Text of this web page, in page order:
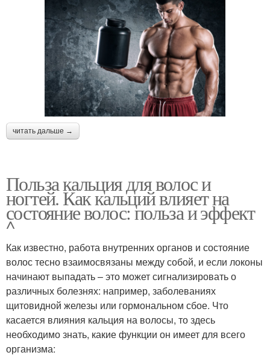
читать дальше →
Польза кальция для волос и
ногтей. Как кальций влияет на
состояние волос: польза и эффект
^
Как известно, работа внутренних органов и состояние
волос тесно взаимосвязаны между собой, и если локоны
начинают выпадать – это может сигнализировать о
различных болезнях: например, заболеваниях
щитовидной железы или гормональном сбое. Что
касается влияния кальция на волосы, то здесь
необходимо знать, какие функции он имеет для всего
организма: